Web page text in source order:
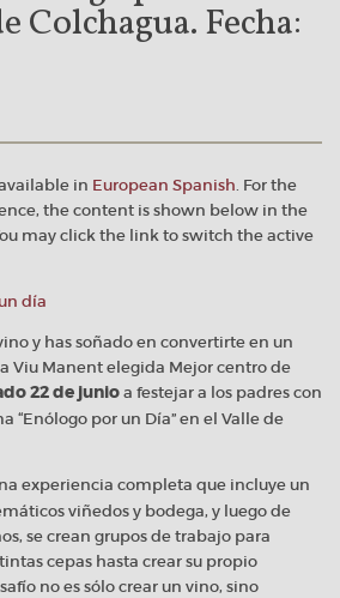
Colchagua. Fecha:
in European Spanish. For the
the content is shown below in the
may click the link to switch the active
día
y has soñado en convertirte en un
Viu Manent elegida Mejor centro de
22 de junioa festejar a los padres con
“Enólogo por un Día” en el Valle de
experiencia completa que incluye un
viñedos y bodega, y luego de
se crean grupos de trabajo para
cepas hasta crear su propio
no es sólo crear un vino, sino